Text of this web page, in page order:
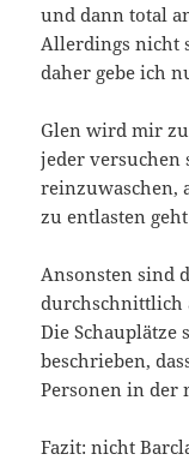
und dann total
Allerdings nicht
daher gebe ich
Glen wird mir
jeder versuchen
reinzuwaschen,
zu entlasten
Ansonsten sind
durchschnittlich
Die Schauplätze
beschrieben,
Personen in der
Fazit: nicht